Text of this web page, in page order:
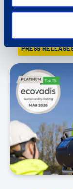
Ramirent
PRESS